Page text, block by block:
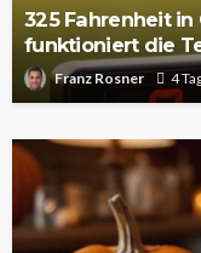
325 Fahrenheit in
funktioniert die
Franz Rosner 4